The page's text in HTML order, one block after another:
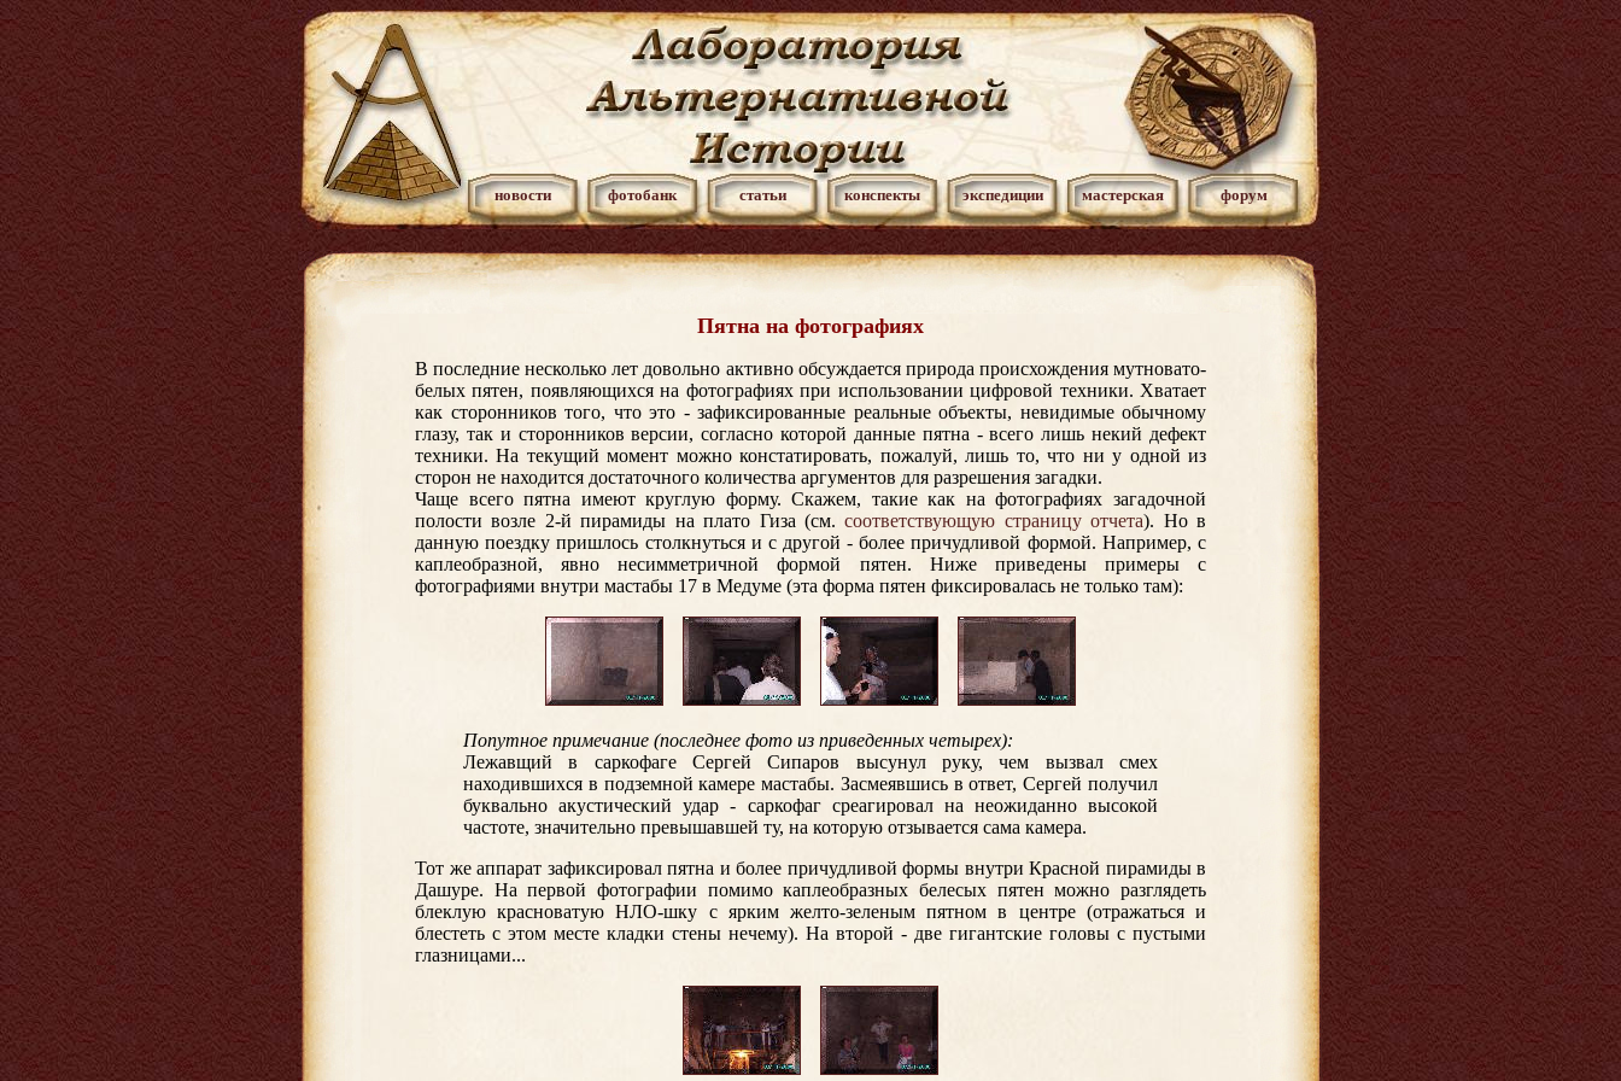
новости фотобанк статьи конспекты экспедиции мастерская форум
Пятна на фотографиях
В последние несколько лет довольно активно обсуждается природа происхождения мутновато-
белых пятен, появляющихся на фотографиях при использовании цифровой техники. Хватает
как сторонников того, что это - зафиксированные реальные объекты, невидимые обычному
глазу, так и сторонников версии, согласно которой данные пятна - всего лишь некий дефект
техники. На текущий момент можно констатировать, пожалуй, лишь то, что ни у одной из
сторон не находится достаточного количества аргументов для разрешения загадки.
Чаще всего пятна имеют круглую форму. Скажем, такие как на фотографиях загадочной
полости возле 2-й пирамиды на плато Гиза (см.соответствующую страницу отчета). Но в
данную поездку пришлось столкнуться и с другой - более причудливой формой. Например, с
каплеобразной, явно несимметричной формой пятен. Ниже приведены примеры с
фотографиями внутри мастабы 17 в Медуме (эта форма пятен фиксировалась не только там):
Попутное примечание (последнее фото из приведенных четырех):
Лежавщий в саркофаге Сергей Сипаров высунул руку, чем вызвал смех
находившихся в подземной камере мастабы. Засмеявшись в ответ, Сергей получил
буквально акустический удар - саркофаг среагировал на неожиданно высокой
частоте, значительно превышавшей ту, на которую отзывается сама камера.
Тот же аппарат зафиксировал пятна и более причудливой формы внутри Красной пирамиды в
Дашуре. На первой фотографии помимо каплеобразных белесых пятен можно разглядеть
блеклую красноватую НЛО-шку с ярким желто-зеленым пятном в центре (отражаться и
блестеть с этом месте кладки стены нечему). На второй - две гигантские головы с пустыми
глазницами...